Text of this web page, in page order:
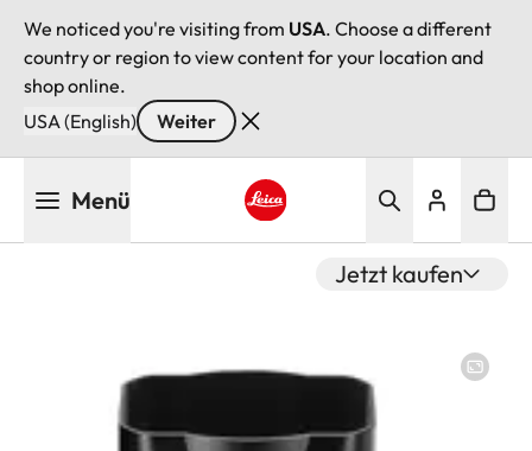
We noticed you're visiting from USA. Choose a different
country or region to view content for your location and
shop online.
USA (English)
Weiter
Menü
Jetzt kaufen